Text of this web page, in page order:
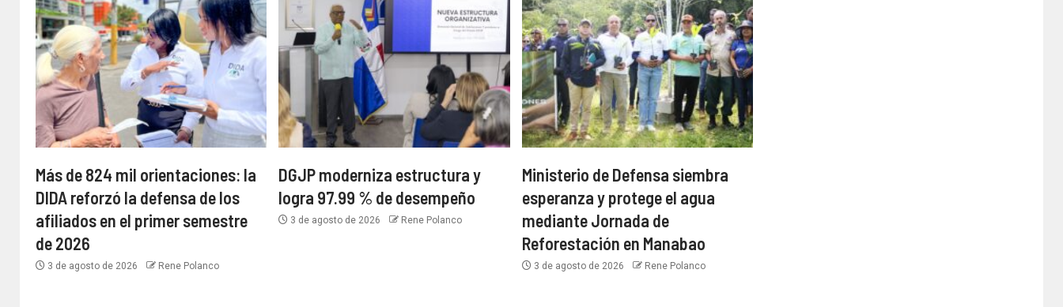
Más de 824 mil orientaciones: la
DIDA reforzó la defensa de los
afiliados en el primer semestre
de 2026
3 de agosto de 2026 Rene Polanco
DGJP moderniza estructura y
logra 97.99 % de desempeño
3 de agosto de 2026 Rene Polanco
Ministerio de Defensa siembra
esperanza y protege el agua
mediante Jornada de
Reforestación en Manabao
3 de agosto de 2026 Rene Polanco